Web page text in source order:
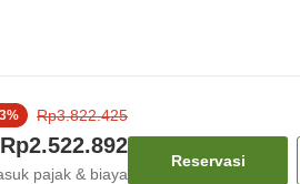
% Rp3.822.425
Rp2.522.892
pajak & biaya
Reservasi